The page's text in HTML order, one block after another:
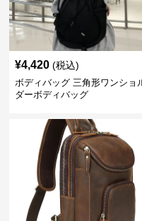
¥4,420 (税込)
ボディバッグ 三角形ワンショ
ダーボディバッグ